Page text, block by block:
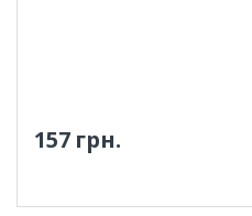
157 грн.